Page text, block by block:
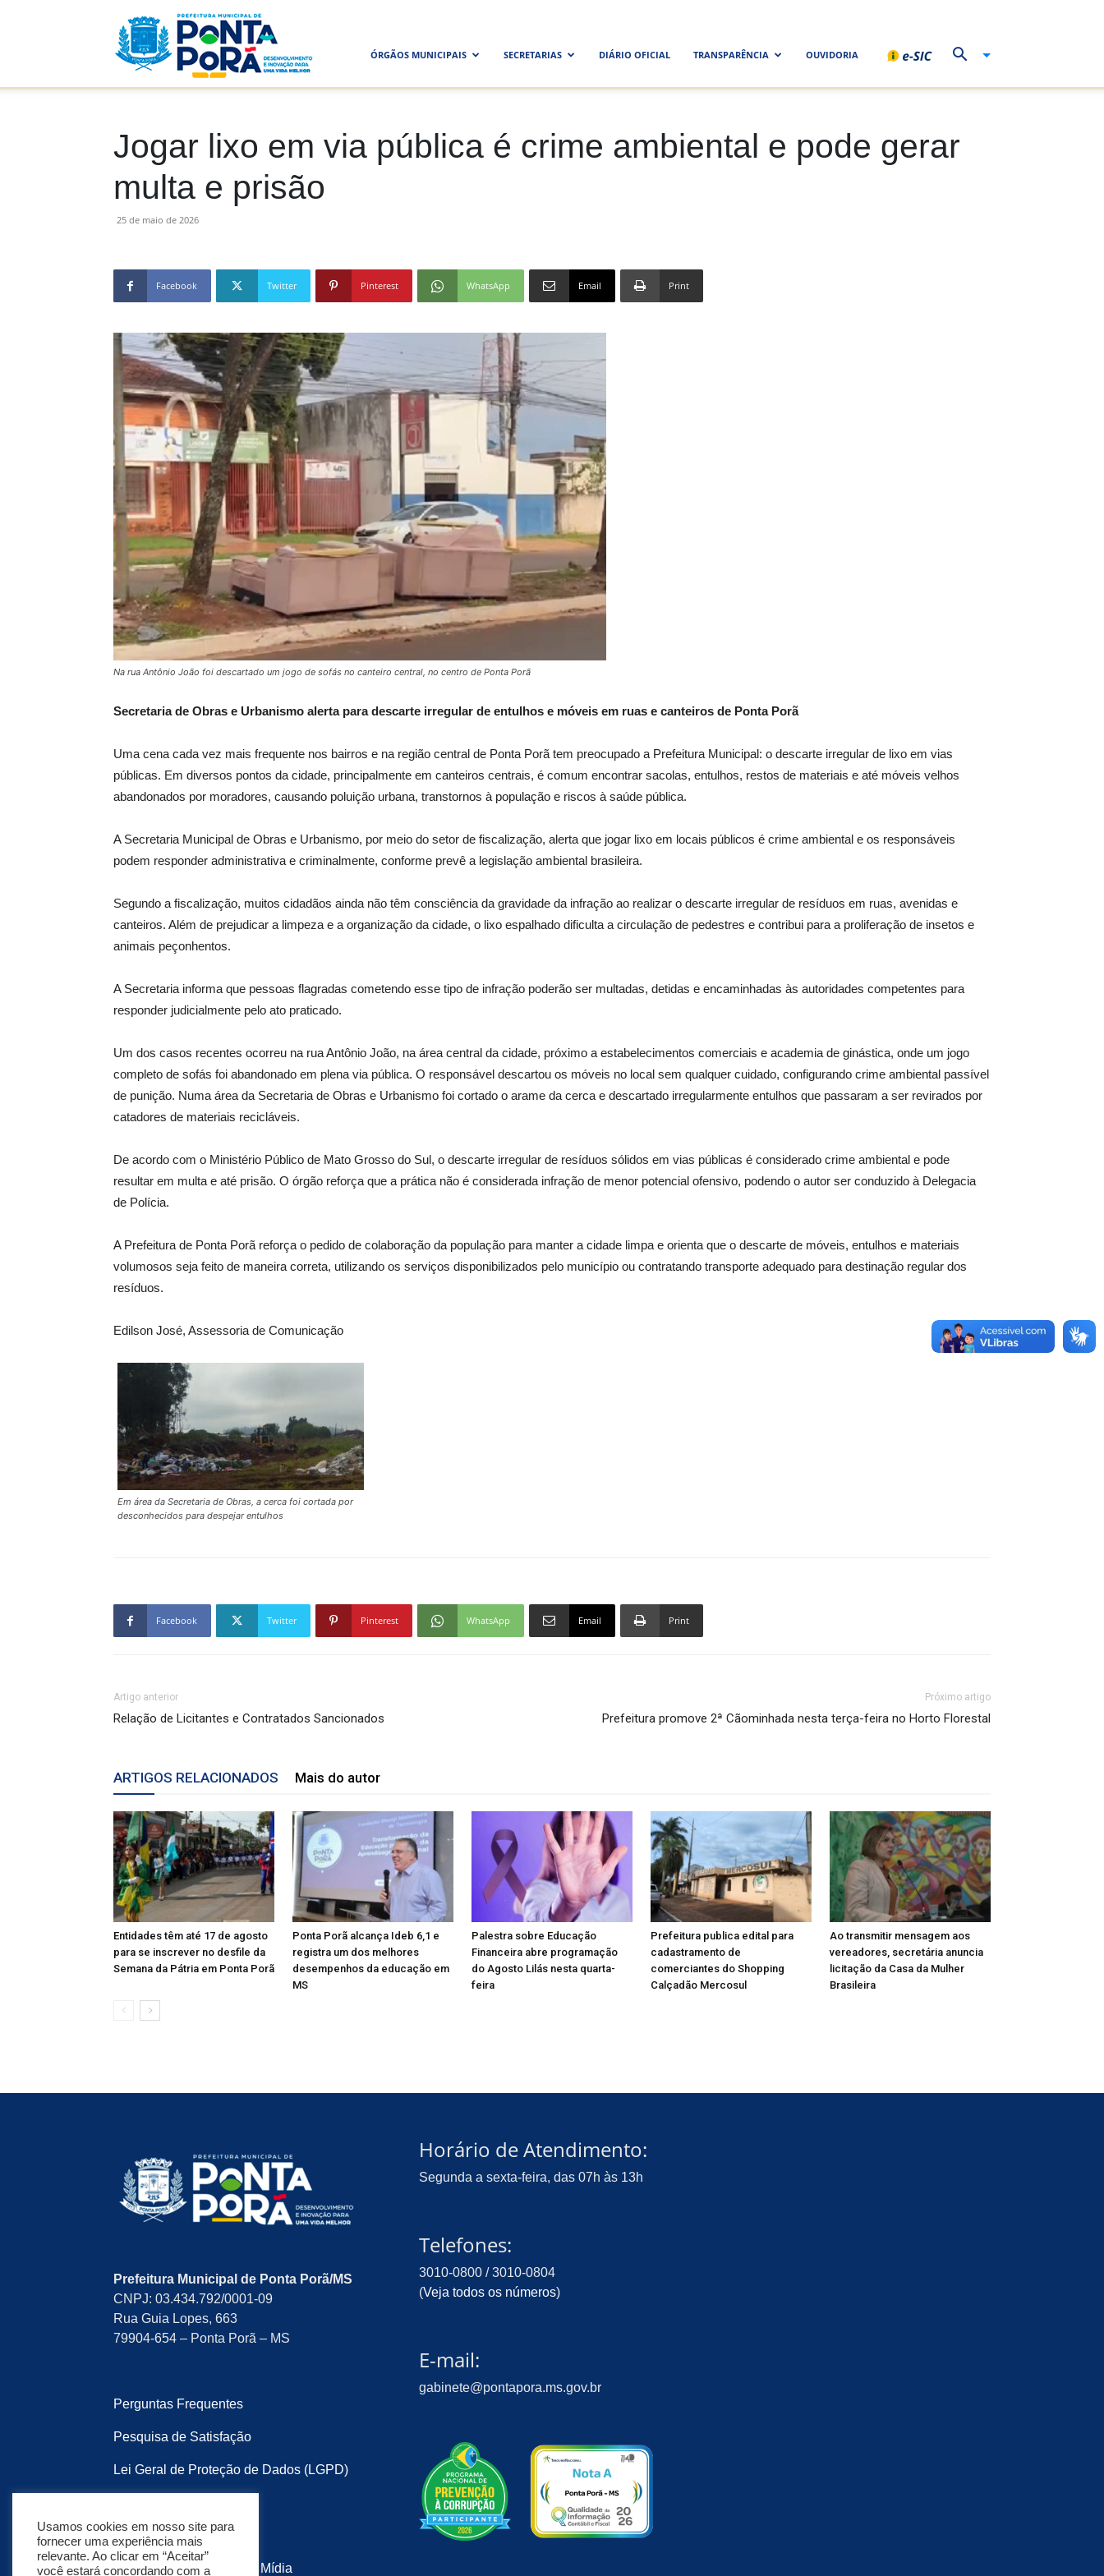
Municipal
Ponta
Porã
ÓRGÃOS MUNICIPAIS SECRETARIAS DIÁRIO OFICIAL TRANSPARÊNCIA OUVIDORIA
Jogar lixo em via pública é crime ambiental e pode gerar
multa e prisão
25 de maio de 2026
Facebook Twitter Pinterest WhatsApp Email Print
Na rua Antônio João foi descartado um jogo de sofás no canteiro central, no centro de Ponta Porã
Secretaria de Obras e Urbanismo alerta para descarte irregular de entulhos e móveis em ruas e canteiros de Ponta Porã
Uma cena cada vez mais frequente nos bairros e na região central de Ponta Porã tem preocupado a Prefeitura Municipal: o descarte irregular de lixo em vias
públicas. Em diversos pontos da cidade, principalmente em canteiros centrais, é comum encontrar sacolas, entulhos, restos de materiais e até móveis velhos
abandonados por moradores, causando poluição urbana, transtornos à população e riscos à saúde pública.
A Secretaria Municipal de Obras e Urbanismo, por meio do setor de fiscalização, alerta que jogar lixo em locais públicos é crime ambiental e os responsáveis
podem responder administrativa e criminalmente, conforme prevê a legislação ambiental brasileira.
Segundo a fiscalização, muitos cidadãos ainda não têm consciência da gravidade da infração ao realizar o descarte irregular de resíduos em ruas, avenidas e
canteiros. Além de prejudicar a limpeza e a organização da cidade, o lixo espalhado dificulta a circulação de pedestres e contribui para a proliferação de insetos e
animais peçonhentos.
A Secretaria informa que pessoas flagradas cometendo esse tipo de infração poderão ser multadas, detidas e encaminhadas às autoridades competentes para
responder judicialmente pelo ato praticado.
Um dos casos recentes ocorreu na rua Antônio João, na área central da cidade, próximo a estabelecimentos comerciais e academia de ginástica, onde um jogo
completo de sofás foi abandonado em plena via pública. O responsável descartou os móveis no local sem qualquer cuidado, configurando crime ambiental passível
de punição. Numa área da Secretaria de Obras e Urbanismo foi cortado o arame da cerca e descartado irregularmente entulhos que passaram a ser revirados por
catadores de materiais recicláveis.
De acordo com o Ministério Público de Mato Grosso do Sul, o descarte irregular de resíduos sólidos em vias públicas é considerado crime ambiental e pode
resultar em multa e até prisão. O órgão reforça que a prática não é considerada infração de menor potencial ofensivo, podendo o autor ser conduzido à Delegacia
de Polícia.
A Prefeitura de Ponta Porã reforça o pedido de colaboração da população para manter a cidade limpa e orienta que o descarte de móveis, entulhos e materiais
volumosos seja feito de maneira correta, utilizando os serviços disponibilizados pelo município ou contratando transporte adequado para destinação regular dos
resíduos.
Edilson José, Assessoria de Comunicação
Em área da Secretaria de Obras, a cerca foi cortada por
desconhecidos para despejar entulhos
Facebook Twitter Pinterest WhatsApp Email Print
Artigo anterior
Relação de Licitantes e Contratados Sancionados
Próximo artigo
Prefeitura promove 2ª Cãominhada nesta terça-feira no Horto Florestal
ARTIGOS RELACIONADOS Mais do autor
Entidades têm até 17 de agosto
para se inscrever no desfile da
Semana da Pátria em Ponta Porã
Ponta Porã alcança Ideb 6,1 e
registra um dos melhores
desempenhos da educação em
MS
Palestra sobre Educação
Financeira abre programação
do Agosto Lilás nesta quarta-
feira
Prefeitura publica edital para
cadastramento de
comerciantes do Shopping
Calçadão Mercosul
Ao transmitir mensagem aos
vereadores, secretária anuncia
licitação da Casa da Mulher
Brasileira
Prefeitura Municipal de Ponta Porã/MS
CNPJ: 03.434.792/0001-09
Rua Guia Lopes, 663
79904-654 – Ponta Porã – MS
Perguntas Frequentes
Pesquisa de Satisfação
Lei Geral de Proteção de Dados (LGPD)
Mapa do Site
Desenvolvido por: Soma Mídia
Horário de Atendimento:
Segunda a sexta-feira, das 07h às 13h
Telefones:
3010-0800 / 3010-0804
(Veja todos os números)
E-mail:
gabinete@pontapora.ms.gov.br
Usamos cookies em nosso site para
fornecer uma experiência mais
relevante. Ao clicar em “Aceitar”
você estará concordando com a